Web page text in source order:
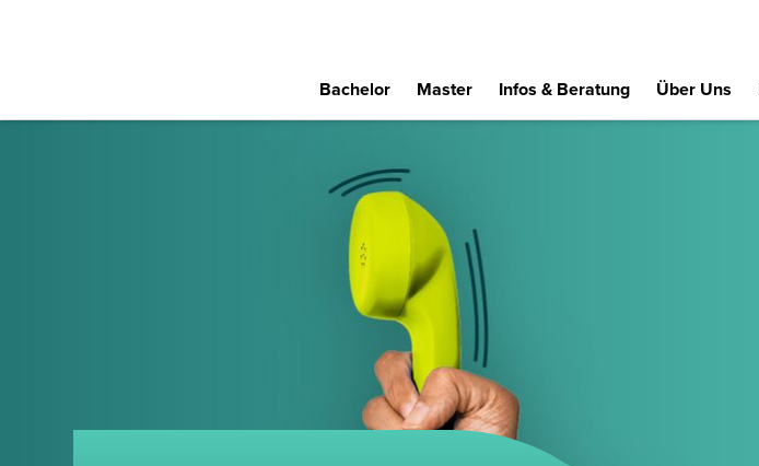
Bachelor Master Infos & Beratung Über Uns